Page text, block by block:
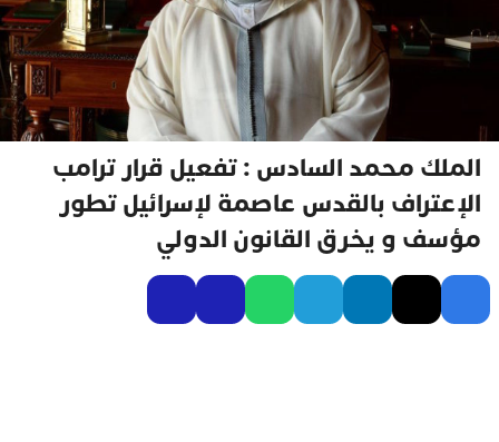
الملك محمد السادس : تفعيل قرار ترامب
الإعتراف بالقدس عاصمة لإسرائيل تطور
مؤسف و يخرق القانون الدولي